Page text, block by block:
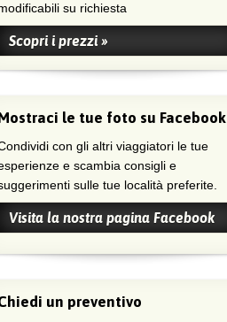
su richiesta
Scopri i prezzi »
le tue foto su Facebook
con gli altri viaggiatori le tue
e scambia consigli e
sulle tue località preferite.
Visita la nostra pagina Facebook
un preventivo